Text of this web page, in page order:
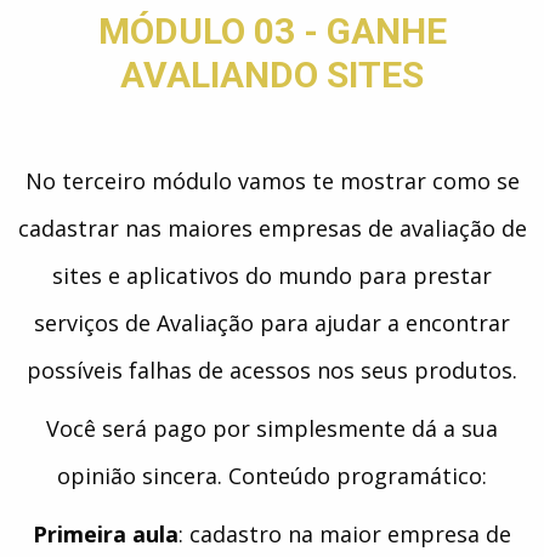
MÓDULO 03 - GANHE
AVALIANDO SITES
No terceiro módulo vamos te mostrar como se
cadastrar nas maiores empresas de avaliação de
sites e aplicativos do mundo para prestar
serviços de Avaliação para ajudar a encontrar
possíveis falhas de acessos nos seus produtos.
Você será pago por simplesmente dá a sua
opinião sincera. Conteúdo programático:
Primeira aula: cadastro na maior empresa de